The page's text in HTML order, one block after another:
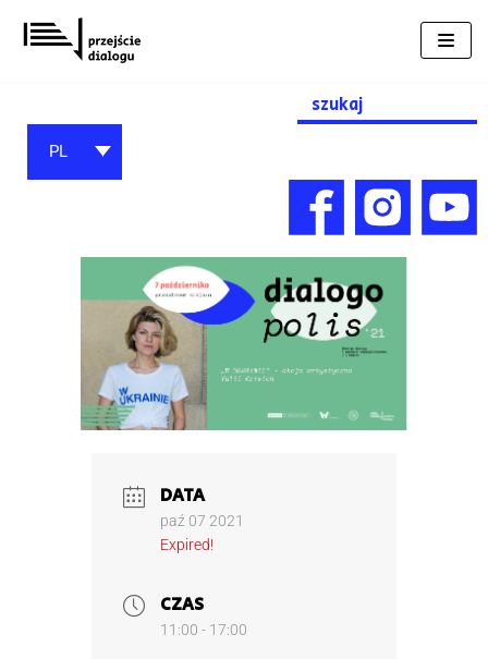
Przejdź
do
Search
for:
PL
DATA
paź 07 2021
Expired!
CZAS
11:00 - 17:00